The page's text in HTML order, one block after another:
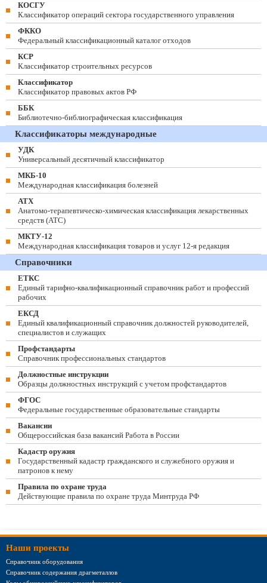
КОСГУ
Классификатор операций сектора государственного управления
ФККО
Федеральный классификационный каталог отходов
КСР
Классификатор строительных ресурсов
Классификатор
Классификатор правовых актов РФ
ББК
Библиотечно-библиографическая классификация
Классификаторы международные
УДК
Универсальный десятичный классификатор
МКБ-10
Международная классификация болезней
АТХ
Анатомо-терапевтическо-химическая классификация лекарственных
средств (ATC)
МКТУ-12
Международная классификация товаров и услуг 12-я редакция
Справочники
ЕТКС
Единый тарифно-квалификационный справочник работ и профессий
рабочих
ЕКСД
Единый квалификационный справочник должностей руководителей,
специалистов и служащих
Профстандарты
Справочник профессиональных стандартов
Должностные инструкции
Образцы должностных инструкций с учетом профстандартов
ФГОС
Федеральные государственные образовательные стандарты
Вакансии
Общероссийская база вакансий Работа в России
Кадастр оружия
Государственный кадастр гражданского и служебного оружия и
патронов к нему
Правила по охране труда
Действующие правила по охране труда Минтруда РФ
Наши проекты
Справочник оборудования
Справочник содержания драгметаллов